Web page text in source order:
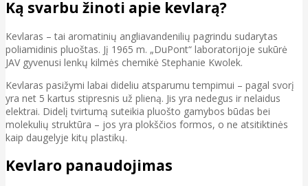
Ką svarbu žinoti apie kevlarą?
Kevlaras – tai aromatinių angliavandenilių pagrindu sudarytas
poliamidinis pluoštas. Jį 1965 m. „DuPont“ laboratorijoje sukūrė
JAV gyvenusi lenkų kilmės chemikė Stephanie Kwolek.
Kevlaras pasižymi labai dideliu atsparumu tempimui – pagal svorį
yra net 5 kartus stipresnis už plieną. Jis yra nedegus ir nelaidus
elektrai. Didelį tvirtumą suteikia pluošto gamybos būdas bei
molekulių struktūra – jos yra plokščios formos, o ne atsitiktinės
kaip daugelyje kitų plastikų.
Kevlaro panaudojimas